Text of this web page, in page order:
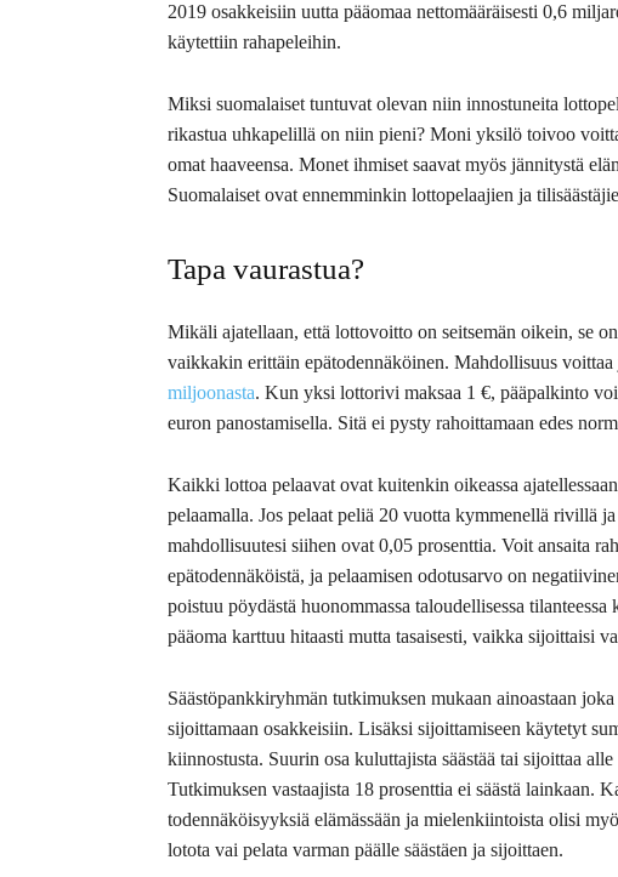
2019 osakkeisiin uutta pääomaa nettomääräisesti 0,6
käytettiin rahapeleihin.
Miksi suomalaiset tuntuvat olevan niin innostuneita
rikastua uhkapelillä on niin pieni? Moni yksilö toivoo
omat haaveensa. Monet ihmiset saavat myös jännitystä
Suomalaiset ovat ennemminkin lottopelaajien ja
Tapa vaurastua?
Mikäli ajatellaan, että lottovoitto on seitsemän oikein, se
vaikkakin erittäin epätodennäköinen. Mahdollisuus
miljoonasta. Kun yksi lottorivi maksaa 1 €, pääpalkinto
euron panostamisella. Sitä ei pysty rahoittamaan edes
Kaikki lottoa pelaavat ovat kuitenkin oikeassa
pelaamalla. Jos pelaat peliä 20 vuotta kymmenellä rivillä
mahdollisuutesi siihen ovat 0,05 prosenttia. Voit ansaita
epätodennäköistä, ja pelaamisen odotusarvo on
poistuu pöydästä huonommassa taloudellisessa tilanteessa
pääoma karttuu hitaasti mutta tasaisesti, vaikka sijoittaisi
Säästöpankkiryhmän tutkimuksen mukaan ainoastaan
sijoittamaan osakkeisiin. Lisäksi sijoittamiseen käytetyt
kiinnostusta. Suurin osa kuluttajista säästää tai sijoittaa
Tutkimuksen vastaajista 18 prosenttia ei säästä lainkaan.
todennäköisyyksiä elämässään ja mielenkiintoista olisi
lotota vai pelata varman päälle säästäen ja sijoittaen.